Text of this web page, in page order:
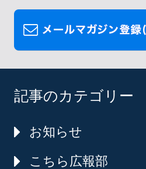
記事のカテゴリー
お知らせ
こちら広報部